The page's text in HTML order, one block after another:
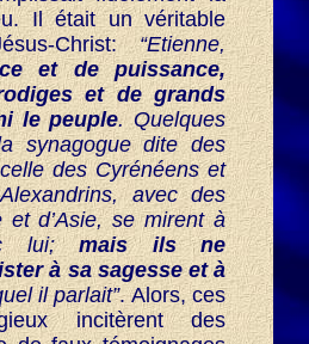
Il était un véritable
Christ:“Etienne,
et de puissance,
et de grands
le peuple. Quelques
synagogue dite des
des Cyrénéens et
avec des
et d’Asie, se mirent à
lui;mais ils ne
à sa sagesse et à
il parlait”. Alors, ces
incitèrent des